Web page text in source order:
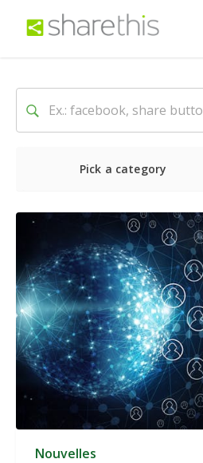
Pick a category
Dernière
Nouvelles